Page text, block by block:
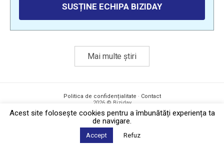
SUSȚINE ECHIPA BIZIDAY
Mai multe știri
Politica de confidențialitate · Contact
2026 © Biziday
Acest site foloseşte cookies pentru a îmbunătăți experiența ta
de navigare.
Accept Refuz